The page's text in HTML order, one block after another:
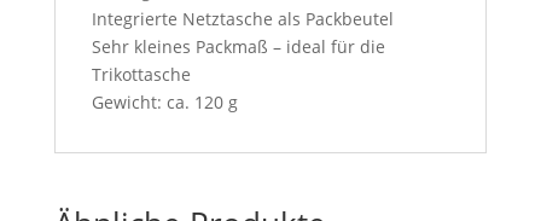
Integrierte Netztasche als Packbeutel
Sehr kleines Packmaß – ideal für die
Trikottasche
Gewicht: ca. 120 g